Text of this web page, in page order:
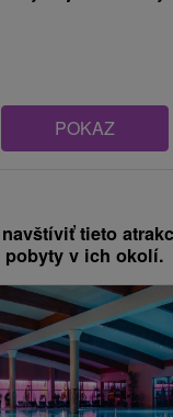
POKAZ
tieto
pobyty v ich okolí.